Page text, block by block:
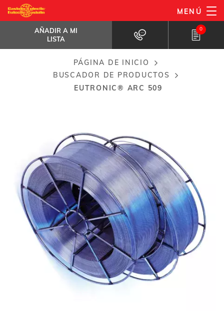
Pasar
al
contenido
principal
MENÚ
AÑADIR A MI
LISTA
0
EuTronic® Arc 509
AÑADIR A MI LISTA
Breadcrumb
PÁGINA DE INICIO
BUSCADOR DE PRODUCTOS
EUTRONIC® ARC 509